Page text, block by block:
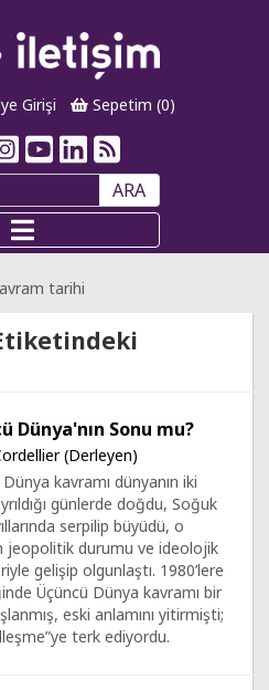
Girişi Sepetim (0)
ARA
tarihi
Dünya'nın Sonu mu?
(Derleyen)
kavramı dünyanın iki
günlerde doğdu, Soğuk
serpilip büyüdü, o
jeopolitik durumu ve ideolojik
gelişip olgunlaştı. 1980’lere
Üçüncü Dünya kavramı bir
eski anlamını yitirmişti;
terk ediyordu.